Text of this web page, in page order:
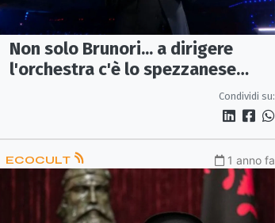
Non solo Brunori... a dirigere
l'orchestra c'è lo spezzanese
Condividi su:
ECOCULT 1 anno fa